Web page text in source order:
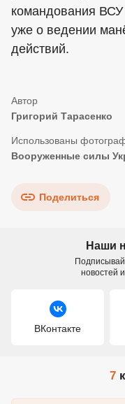
командования ВСУ
уже о ведении
действий.
Григорий Тарасенко
Вооруженные силы
Поделиться
Наши
новостей
ВКонтакте
7